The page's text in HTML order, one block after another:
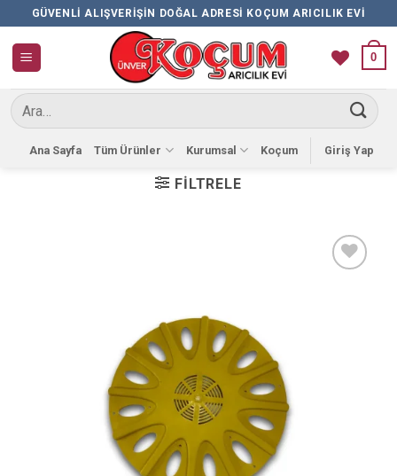
İçeriğe
atla
GÜVENLI ALIŞVERIŞIN DOĞAL ADRESI KOÇUM ARICILIK EVI
0
Ara:
Ana Sayfa Tüm Ürünler Kurumsal Koçum Giriş Yap
FILTRELE